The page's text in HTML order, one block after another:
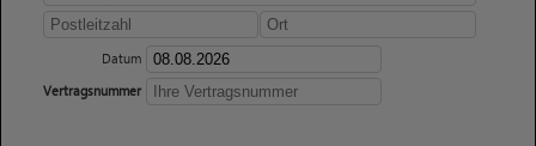
Datum
Vertragsnummer